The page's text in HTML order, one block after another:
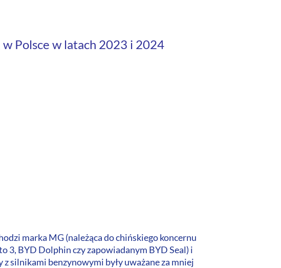
Polsce w latach 2023 i 2024
marka MG (należąca do chińskiego koncernu
3, BYD Dolphin czy zapowiadanym BYD Seal) i
silnikami benzynowymi były uważane za mniej